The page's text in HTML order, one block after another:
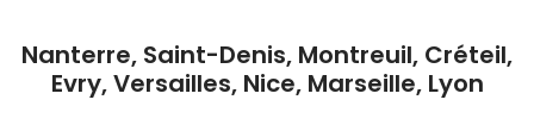
Nanterre, Saint-Denis, Montreuil, Créteil,
Evry, Versailles, Nice, Marseille, Lyon